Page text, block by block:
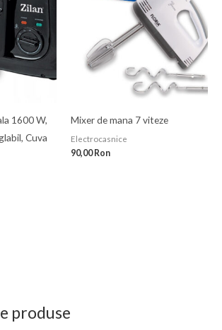
produse
1600 W,
Cuva
Mixer de mana 7 viteze
Electrocasnice
90,00 Ron